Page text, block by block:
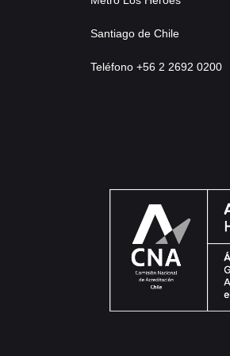
Santiago de Chile
Teléfono +56 2 2692 0200